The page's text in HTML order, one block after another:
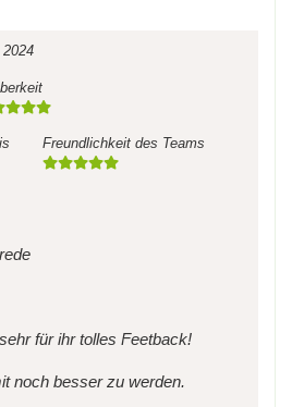
Freundlichkeit des Teams
für ihr tolles Feetback!
noch besser zu werden.